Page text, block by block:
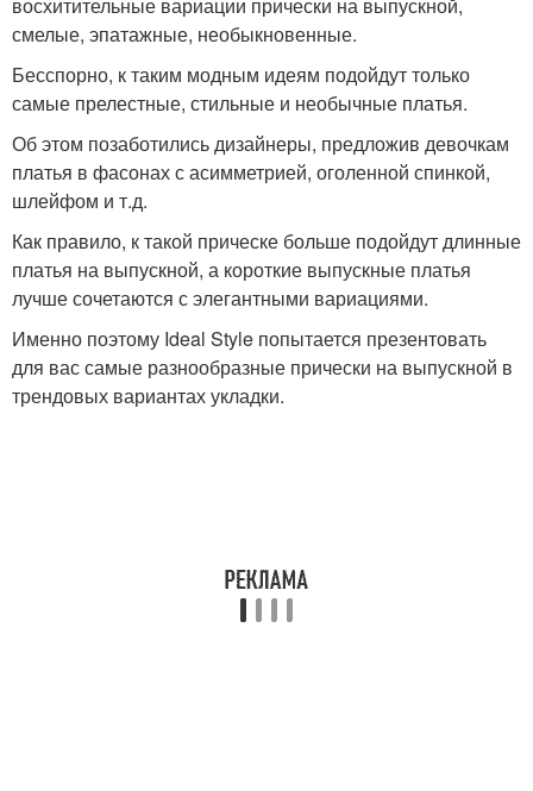
смелые, эпатажные, необыкновенные.
Бесспорно, к таким модным идеям подойдут только
самые прелестные, стильные и необычные платья.
Об этом позаботились дизайнеры, предложив девочкам
платья в фасонах с асимметрией, оголенной спинкой,
шлейфом и т.д.
Как правило, к такой прическе больше подойдут длинные
платья на выпускной, а короткие выпускные платья
лучше сочетаются с элегантными вариациями.
Именно поэтому Ideal Style попытается презентовать
для вас самые разнообразные прически на выпускной в
трендовых вариантах укладки.